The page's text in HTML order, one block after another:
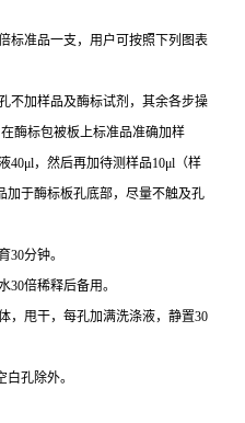
标准品一支，用户可按照下列图表
不加样品及酶标试剂，其余各步操
酶标包被板上标准品准确加样
40μl，然后再加待测样品10μl （样
加于酶标板孔底部，尽量不触及孔
30分钟。
30倍稀释后备用。
，甩干，每孔加满洗涤液，静置30
白孔除外。